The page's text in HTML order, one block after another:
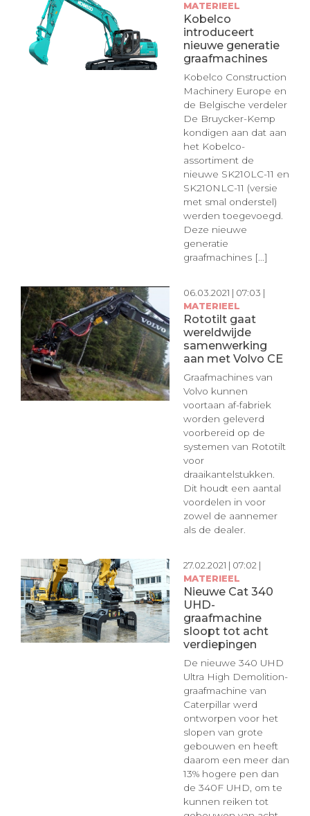
MATERIEEL
Kobelco
introduceert
nieuwe generatie
graafmachines
Kobelco Construction
Machinery Europe en
de Belgische verdeler
De Bruycker-Kemp
kondigen aan dat aan
het Kobelco-
assortiment de
nieuwe SK210LC-11 en
SK210NLC-11 (versie
met smal onderstel)
werden toegevoegd.
Deze nieuwe
generatie
graafmachines [...]
06.03.2021 | 07:03 |
MATERIEEL
Rototilt gaat
wereldwijde
samenwerking
aan met Volvo CE
Graafmachines van
Volvo kunnen
voortaan af-fabriek
worden geleverd
voorbereid op de
systemen van Rototilt
voor
draaikantelstukken.
Dit houdt een aantal
voordelen in voor
zowel de aannemer
als de dealer.
27.02.2021 | 07:02 |
MATERIEEL
Nieuwe Cat 340
UHD-
graafmachine
sloopt tot acht
verdiepingen
De nieuwe 340 UHD
Ultra High Demolition-
graafmachine van
Caterpillar werd
ontworpen voor het
slopen van grote
gebouwen en heeft
daarom een meer dan
13% hogere pen dan
de 340F UHD, om te
kunnen reiken tot